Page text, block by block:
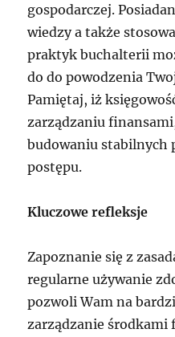
gospodarczej.
wiedzy a także
praktyk buchalterii
do do powodzenia
Pamiętaj, iż
zarządzaniu
budowaniu stabilnych
postępu.
Kluczowe refleksje
Zapoznanie się z
regularne używanie
pozwoli Wam na
zarządzanie